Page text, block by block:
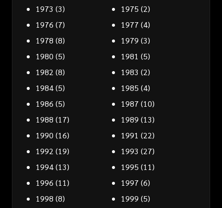
1973 (3) 1975 (2)
1976 (7) 1977 (4)
1978 (8) 1979 (3)
1980 (5) 1981 (5)
1982 (8) 1983 (2)
1984(5) 1985 (4)
1986 (5) 1987 (10)
1988 (17) 1989 (13)
1990 (16) 1991 (22)
1992 (19) 1993 (27)
1994(13) 1995 (11)
1996 (11) 1997 (6)
1998 (8) 1999 (5)